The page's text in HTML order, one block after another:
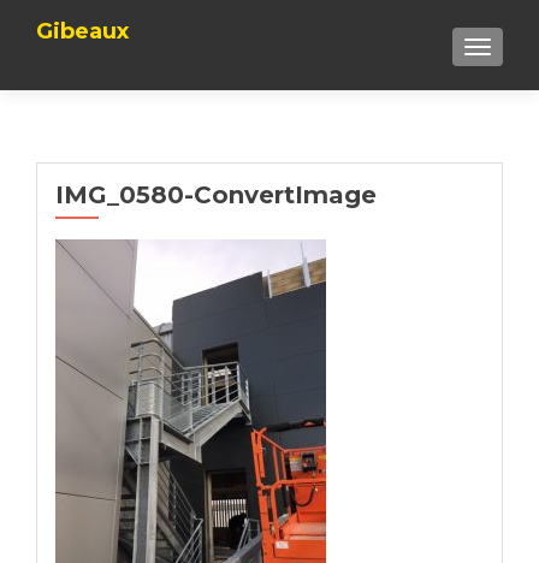
Gibeaux
IMG_0580-ConvertImage